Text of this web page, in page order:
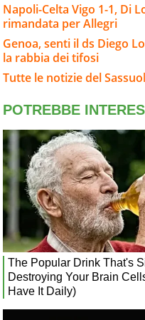
Napoli-Celta Vigo 1-1, Di
rimandata per Allegri
Genoa, senti il ds Diego
la rabbia dei tifosi
Tutte le notizie del